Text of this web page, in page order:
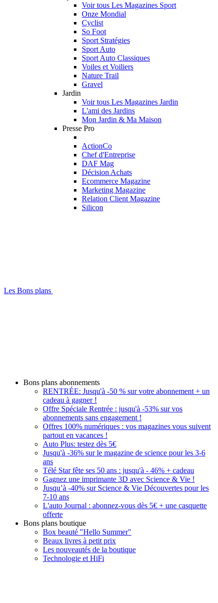
Voir tous Les Magazines Sport
Onze Mondial
Cyclist
So Foot
Sport Stratégies
Sport Auto
Sport Auto Classiques
Voiles et Voiliers
Nature Trail
Gravel
Jardin
Voir tous Les Magazines Jardin
L'ami des Jardins
Mon Jardin & Ma Maison
Presse Pro
ActionCo
Chef d'Entreprise
DAF Mag
Décision Achats
Ecommerce Magazine
Marketing Magazine
Relation Client Magazine
Silicon
Les Bons plans
Bons plans abonnements
RENTRÉE: Jusqu'à -50 % sur votre abonnement + un
cadeau à gagner !
Offre Spéciale Rentrée : jusqu'à -53% sur vos
abonnements sans engagement !
Offres 100% numériques : vos magazines vous suivent
partout en vacances !
Auto Plus: testez dès 5€
Jusqu'à -36% sur le magazine de science pour les 3-6
ans
Télé Star fête ses 50 ans : jusqu'à - 46% + cadeau
Gagnez une imprimante 3D avec Science & Vie !
Jusqu’à -40% sur Science & Vie Découvertes pour les
7-10 ans
L'auto Journal : abonnez-vous dès 5€ + une casquette
offerte
Bons plans boutique
Box beauté "Hello Summer"
Beaux livres à petit prix
Les nouveautés de la boutique
Technologie et HiFi